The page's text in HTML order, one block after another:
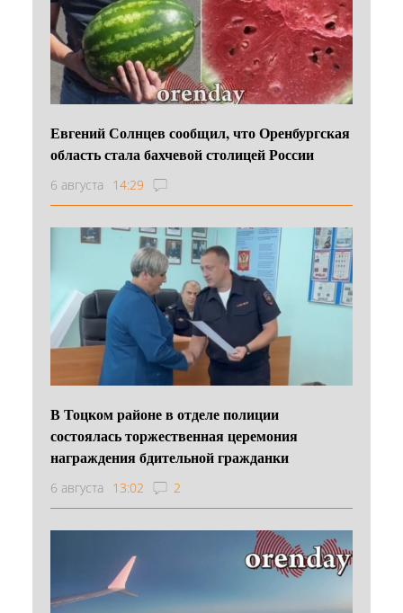
Евгений Солнцев сообщил, что Оренбургская
область стала бахчевой столицей России
6 августа 14:29
В Тоцком районе в отделе полиции
состоялась торжественная церемония
награждения бдительной гражданки
6 августа 13:02 2